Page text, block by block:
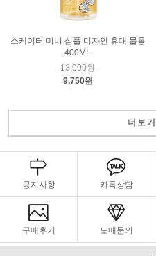
스케이터 미니 심플 디자인 휴대 물통
400ML
13,000원
9,750원
더보기
공지사항 카톡상담
구매후기 도매문의